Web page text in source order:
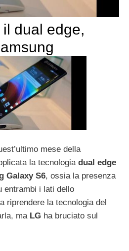
dual edge,
mese della
la tecnologia dual edge
Galaxy S6, ossia la presenza
entrambi i lati dello
riprendere la tecnologia del
maLG ha bruciato sul